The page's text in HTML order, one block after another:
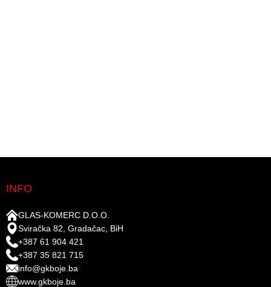
INFO
GLAS-KOMERC D.O.O.
Sviračka 82, Gradačac, BiH
+387 61 904 421
+387 35 821 715
info@gkboje.ba
www.gkboje.ba